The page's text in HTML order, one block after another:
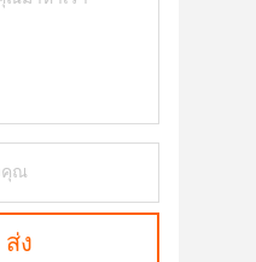
ส่ง